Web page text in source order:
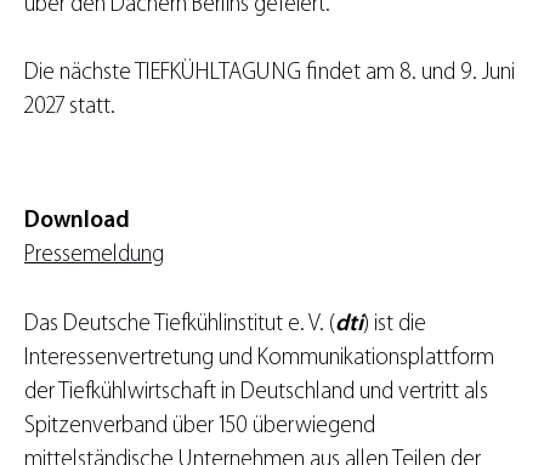
über den Dächern Berlins gefeiert.
Die nächste TIEFKÜHLTAGUNG findet am 8. und 9. Juni
2027 statt.
Download
Pressemeldung
Das Deutsche Tiefkühlinstitut e. V. (dti) ist die
Interessenvertretung und Kommunikationsplattform
der Tiefkühlwirtschaft in Deutschland und vertritt als
Spitzenverband über 150 überwiegend